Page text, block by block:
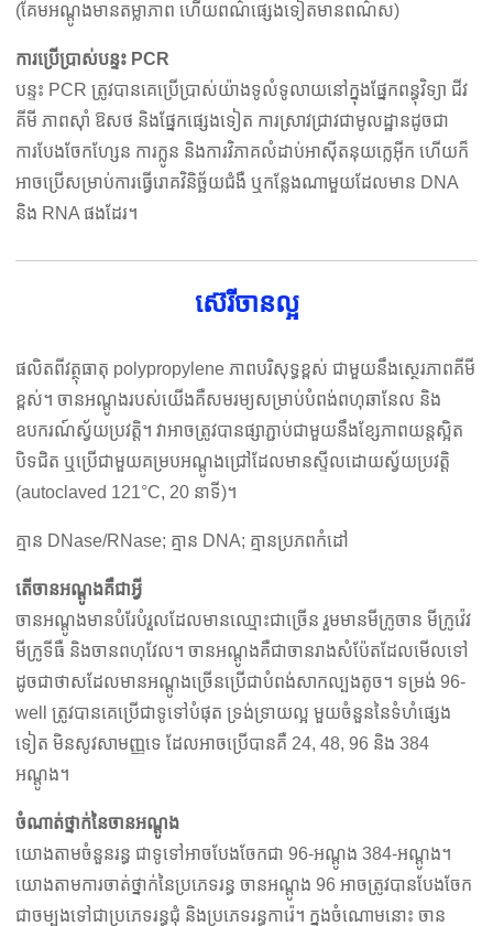
(គែមអណ្តូងមានតម្លាភាព ហើយពណ៌ផ្សេងទៀតមានពណ៌ស)
ការប្រើប្រាស់បន្ទះ PCR
បន្ទះ PCR ត្រូវបានគេប្រើប្រាស់យ៉ាងទូលំទូលាយនៅក្នុងផ្នែកពន្ធុវិទ្យា ជីវ
គីមី ភាពស៊ាំ ឱសថ និងផ្នែកផ្សេងទៀត ការស្រាវជ្រាវជាមូលដ្ឋានដូចជា
ការបែងចែកហ្សែន ការក្លូន និងការវិភាគលំដាប់អាស៊ីតនុយក្លេអ៊ីក ហើយក៏
អាចប្រើសម្រាប់ការធ្វើរោគវិនិច្ឆ័យជំងឺ ឬកន្លែងណាមួយដែលមាន DNA
និង RNA ផងដែរ។
ស៊េរីចានល្អ
ផលិតពីវត្ថុធាតុ polypropylene ភាពបរិសុទ្ធខ្ពស់ ជាមួយនឹងស្ថេរភាពគីមី
ខ្ពស់។ ចានអណ្តូងរបស់យើងគឺសមរម្យសម្រាប់បំពង់ពហុឆានែល និង
ឧបករណ៍ស្វ័យប្រវត្តិ។ វា​អាច​ត្រូវ​បាន​ផ្សាភ្ជាប់​ជាមួយ​នឹង​ខ្សែភាពយន្ត​ស្អិត​
បិទ​ជិត ឬ​ប្រើ​ជាមួយ​គម្រប​អណ្តូង​ជ្រៅ​ដែល​មាន​ស្ទីល​ដោយ​ស្វ័យ​ប្រវត្តិ
(autoclaved 121°C, 20 នាទី)។
គ្មាន DNase/RNase; គ្មាន DNA; គ្មានប្រភពកំដៅ
តើចានអណ្តូងគឺជាអ្វី
ចានអណ្តូងមានបំរែបំរួលដែលមានឈ្មោះជាច្រើន រួមមានមីក្រូចាន មីក្រូវ៉េវ
មីក្រូទីធឺ និងចានពហុវែល។ ចានអណ្តូងគឺជាចានរាងសំប៉ែតដែលមើលទៅ
ដូចជាថាសដែលមានអណ្តូងច្រើនប្រើជាបំពង់សាកល្បងតូច។ ទម្រង់ 96-
well ត្រូវបានគេប្រើជាទូទៅបំផុត ទ្រង់ទ្រាយល្អ មួយចំនួននៃទំហំផ្សេង
ទៀត មិនសូវសាមញ្ញទេ ដែលអាចប្រើបានគឺ 24, 48, 96 និង 384
អណ្តូង។
ចំណាត់ថ្នាក់នៃចានអណ្តូង
យោងតាមចំនួនរន្ធ ជាទូទៅអាចបែងចែកជា 96-អណ្តូង 384-អណ្តូង។
យោងតាមការចាត់ថ្នាក់នៃប្រភេទរន្ធ ចានអណ្តូង 96 អាចត្រូវបានបែងចែក
ជាចម្បងទៅជាប្រភេទរន្ធជុំ និងប្រភេទរន្ធការ៉េ។ ក្នុង​ចំណោម​នោះ ចាន​